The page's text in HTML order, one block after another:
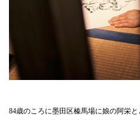
84歳のころに墨田区榛馬場に娘の阿栄